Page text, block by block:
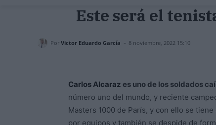
Este será el
Por Victor Eduardo García - 8 noviembre, 2022 15:10
Carlos Alcaraz es uno de los soldados
número uno del mundo, y reciente
Masters 1000 de París, y con ello se
por equipos y también se despide de